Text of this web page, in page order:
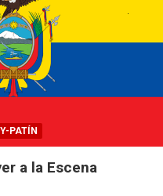
PATÍN
a la Escena